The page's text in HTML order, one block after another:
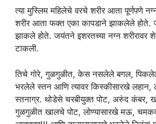
त्या मुस्लिम महिलेचे वरचे शरीर आता पूर्णपणे
शरीर आता फक्त एका कापडाने झाकलेले होते.
झाकले होते. जयंतने इशरतच्या नग्न शरीरावर
टाकली.
तिचे गोरे, गुळगुळीत, केस नसलेले बगल,
भरलेले स्तन आणि त्यावर किस्कीसारखे लहान,
स्तनाग्र. थोडेसे चरबीयुक्त पोट, अरुंद कंबर,
गुळगुळीत खालचे पोट, लोण्यासारखे मऊ,